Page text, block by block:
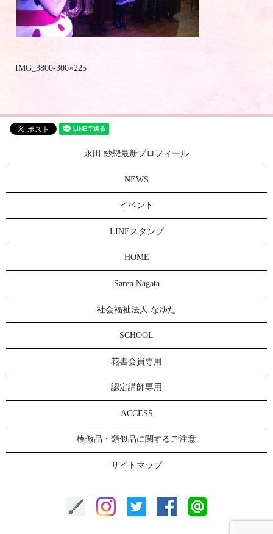
IMG_3800-300×225
永田 紗戀最新プロフィール
NEWS
イベント
LINEスタンプ
HOME
Saren Nagata
社会福祉法人 なゆた
SCHOOL
花書会員専用
認定講師専用
ACCESS
模倣品・類似品に関するご注意
サイトマップ